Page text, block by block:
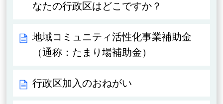
なたの行政区はどこですか？
地域コミュニティ活性化事業補助金
（通称：たまり場補助金）
行政区加入のおねがい